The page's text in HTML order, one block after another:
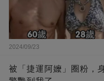
2024/09/23
被「捷運阿嬤」圈粉，